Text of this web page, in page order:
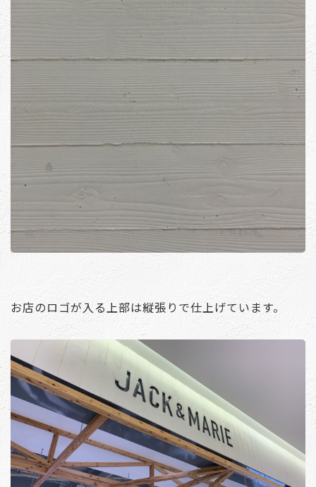
お店のロゴが入る上部は縦張りで仕上げています。